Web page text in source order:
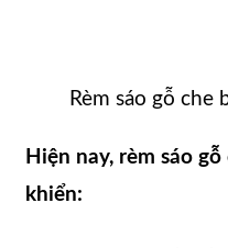
Rèm sáo gỗ che
Hiện nay, rèm sáo
khiển: